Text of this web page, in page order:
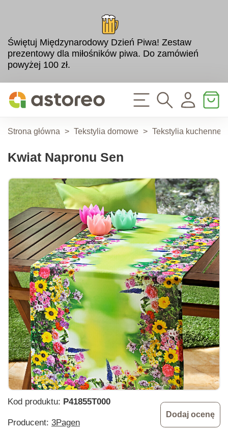
Świętuj Międzynarodowy Dzień Piwa! Zestaw
prezentowy dla miłośników piwa. Do zamówień
powyżej 100 zł.
Strona główna > Tekstylia domowe > Tekstylia kuchenne
Kwiat Napronu Sen
Kod produktu: P41855T000
Producent: 3Pagen
Dodaj ocenę